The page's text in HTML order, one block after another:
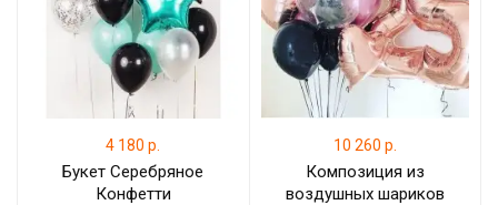
4 180 р.
Букет Серебряное
Конфетти
10 260 р.
Композиция из
воздушных шариков